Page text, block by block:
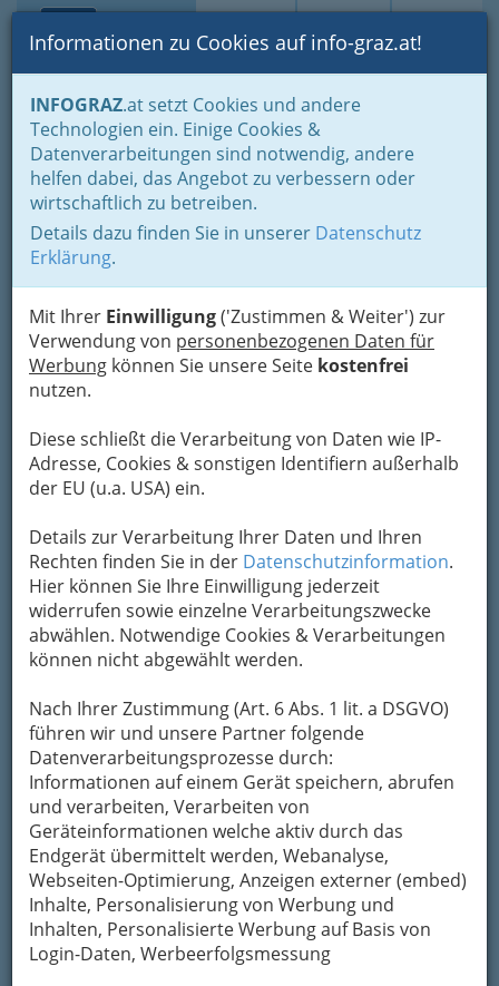
Suche Login Toggle
Informationen zu Cookies auf info-graz.at!
INFOGRAZ.at setzt Cookies und andere
Technologien ein. Einige Cookies &
Datenverarbeitungen sind notwendig, andere
helfen dabei, das Angebot zu verbessern oder
wirtschaftlich zu betreiben.
Details dazu finden Sie in unserer Datenschutz
Erklärung.
Mit Ihrer Einwilligung('Zustimmen & Weiter') zur
Verwendung von personenbezogenen Daten für
Werbung können Sie unsere Seite kostenfrei
nutzen.
Diese schließt die Verarbeitung von Daten wie IP-
Adresse, Cookies & sonstigen Identifiern außerhalb
der EU (u.a. USA) ein.
Details zur Verarbeitung Ihrer Daten und Ihren
Rechten finden Sie in der Datenschutzinformation.
Hier können Sie Ihre Einwilligung jederzeit
widerrufen sowie einzelne Verarbeitungszwecke
abwählen. Notwendige Cookies & Verarbeitungen
können nicht abgewählt werden.
Nach Ihrer Zustimmung (Art. 6 Abs. 1 lit. a DSGVO)
führen wir und unsere Partner folgende
Datenverarbeitungsprozesse durch:
Informationen auf einem Gerät speichern, abrufen
und verarbeiten, Verarbeiten von
Geräteinformationen welche aktiv durch das
Endgerät übermittelt werden, Webanalyse,
Webseiten-Optimierung, Anzeigen externer (embed)
Inhalte, Personalisierung von Werbung und
Inhalten, Personalisierte Werbung auf Basis von
Login-Daten, Werbeerfolgsmessung
Home Branchen
Gewerbe, Handwerk, Banken
Information und Consulting
Fachgruppe der Versi- cherungsmakler und Berater in Versiche-
rungsangelegenheiten
die Trend
VermittlungsgmbH
gewerblicher
Vermögensberater
Versicherungs Makler
Wartingergasse 37, 8010 Graz
+43 316 6000
Karte
Karte anzeigen
Kontaktaufnahme
bewahren, verwenden wir an dieser Stelle zur
Übermittlung Ihrer Nachricht ein sicheres
Formular. Ihre Nachricht wird nach dem
Absenden umgehend per Mail an das
Unternehmen die Trend VermittlungsgmbH
gewerblicher Vermögensberater Versicherungs
Makler weitergeleitet.
Mein Name
Meine Email Adresse